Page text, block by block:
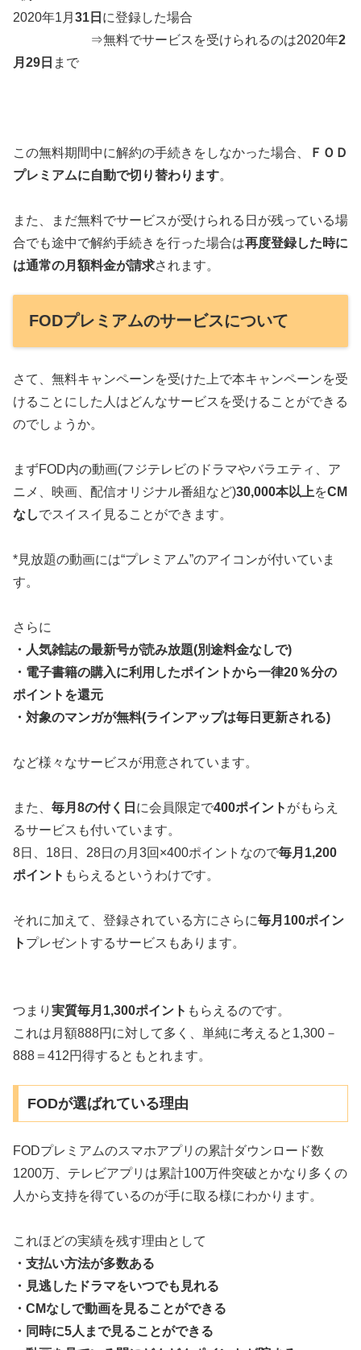
2020年1月 31日 に登録した場合
⇒無料でサービスを受けられるのは2020年2
月29日 まで
この無料期間中に解約の手続きをしなかった場合、
ＦＯＤ
プレミアムに自動で切り替わります。
また、まだ無料でサービスが受けられる日が残っている場
合でも途中で解約手続きを行った場合は再度登録した時に
は通常の月額料金が請求されます。
FODプレミアムのサービスについて
さて、無料キャンペーンを受けた上で本キャンペーンを受
けることにした人はどんなサービスを受けることができる
のでしょうか。
まずFOD内の動画(フジテレビのドラマやバラエティ、ア
ニメ、映画、配信オリジナル番組など)30,000本以上をCM
なしでスイスイ見ることができます。
*見放題の動画には“プレミアム”のアイコンが付いていま
す。
さらに
・人気雑誌の最新号が読み放題(別途料金なしで)
・電子書籍の購入に利用したポイントから一律20％分の
ポイントを還元
・対象のマンガが無料(ラインアップは毎日更新される)
など様々なサービスが用意されています。
また、 毎月8の付く日 に会員限定で400ポイント がもらえ
るサービスも付いています。
8日、18日、28日の月3回×400ポイントなので毎月1,200
ポイント もらえるというわけです。
それに加えて、登録されている方にさらに毎月100ポイン
ト プレゼントするサービスもあります。
つまり 実質毎月1,300ポイント もらえるのです。
これは月額888円に対して多く、単純に考えると1,300－
888＝412円得するともとれます。
FODが選ばれている理由
FODプレミアムのスマホアプリの累計ダウンロード数
1200万、テレビアプリは累計100万件突破とかなり多くの
人から支持を得ているのが手に取る様にわかります。
これほどの実績を残す理由として
・支払い方法が多数ある
・見逃したドラマをいつでも見れる
・CMなしで動画を見ることができる
・同時に5人まで見ることができる